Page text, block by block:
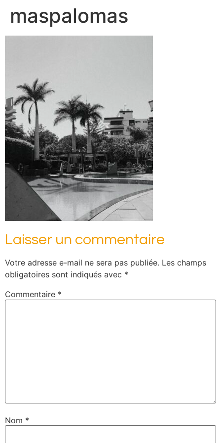
maspalomas
Laisser un commentaire
Votre adresse e-mail ne sera pas publiée. Les champs
obligatoires sont indiqués avec *
Commentaire *
Nom *